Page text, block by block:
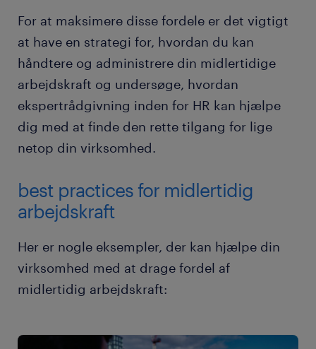
For at maksimere disse fordele er det vigtigt
at have en strategi for, hvordan du kan
håndtere og administrere din midlertidige
arbejdskraft og undersøge, hvordan
ekspertrådgivning inden for HR kan hjælpe
dig med at finde den rette tilgang for lige
netop din virksomhed.
best practices for midlertidig
arbejdskraft
Her er nogle eksempler, der kan hjælpe din
virksomhed med at drage fordel af
midlertidig arbejdskraft: